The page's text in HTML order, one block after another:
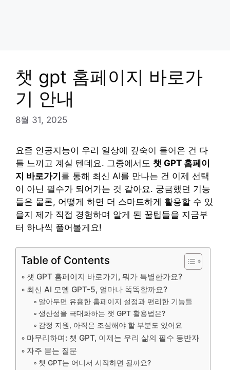
챗 gpt 홈페이지 바로가
기 안내
8월 31, 2025
요즘 인공지능이 우리 일상에 깊숙이 들어온 건 다
들 느끼고 계실 텐데요. 그중에서도 챗 GPT 홈페이
지 바로가기를 통해 최신 AI를 만나는 건 이제 선택
이 아닌 필수가 되어가는 것 같아요. 궁금했던 기능
들은 물론, 어떻게 하면 더 스마트하게 활용할 수 있
을지 제가 직접 경험하며 알게 된 꿀팁들을 지금부
터 하나씩 풀어볼게요!
Table of Contents
챗 GPT 홈페이지 바로가기, 뭐가 특별한가요?
최신 AI 모델 GPT-5, 얼마나 똑똑할까요?
알아두면 유용한 홈페이지 설정과 편리한 기능들
생산성을 극대화하는 챗 GPT 활용법은?
감정 지원, 아직은 조심해야 할 부분도 있어요
마무리하며: 챗 GPT, 이제는 우리 삶의 필수 동반자
자주 묻는 질문
챗 GPT는 어디서 시작하면 될까요?